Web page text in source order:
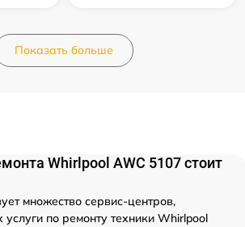
Показать больше
Whirlpool AWC 5107 стоит
множество сервис-центров,
по ремонту техники Whirlpool